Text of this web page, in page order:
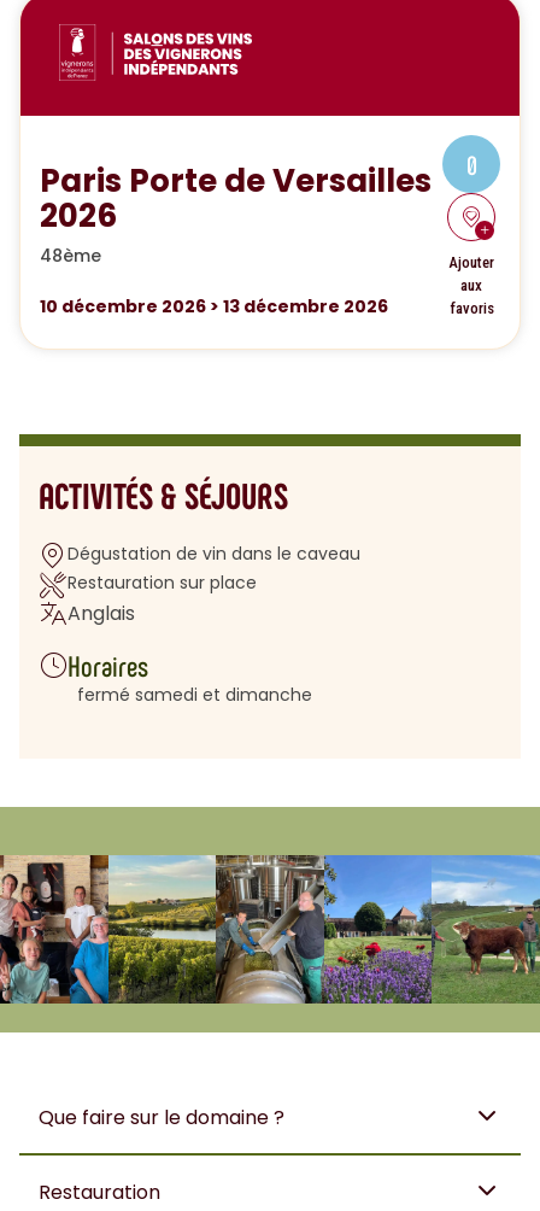
Paris Porte de Versailles
2026
48ème
10 décembre 2026 > 13 décembre 2026
0
Ajouter
aux
favoris
ACTIVITÉS & SÉJOURS
Dégustation de vin dans le caveau
Restauration sur place
Anglais
Horaires
fermé samedi et dimanche
Que faire sur le domaine ?
Restauration